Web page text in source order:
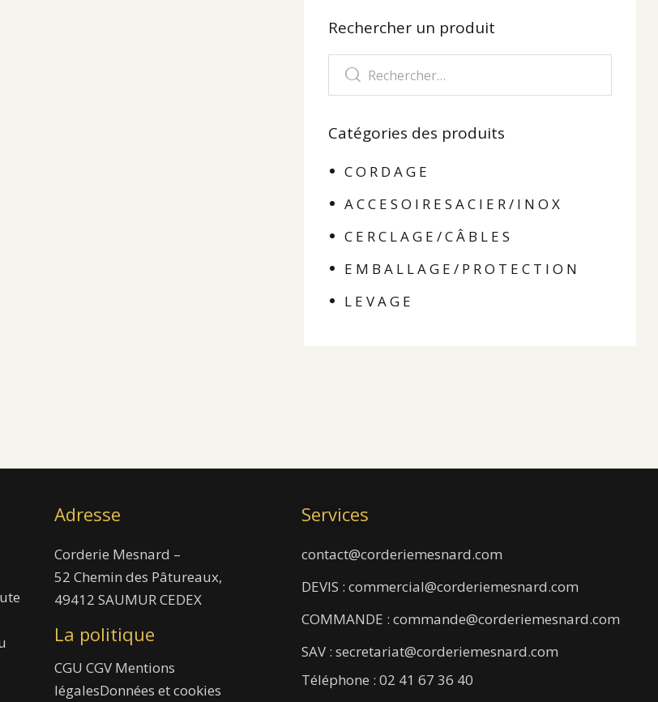
Rechercher un produit
Catégories des produits
C O R D A G E
A C C E S O I R E S A C I E R / I N O X
C E R C L A G E / C Â B L E S
E M B A L L A G E / P R O T E C T I O N
L E V A G E
Adresse
Corderie Mesnard –
52 Chemin des Pâtureaux,
49412 SAUMUR CEDEX
La politique
CGU CGV Mentions
légalesDonnées et cookies
Services
contact@corderiemesnard.com
DEVIS : commercial@corderiemesnard.com
COMMANDE : commande@corderiemesnard.com
SAV : secretariat@corderiemesnard.com
Téléphone : 02 41 67 36 40